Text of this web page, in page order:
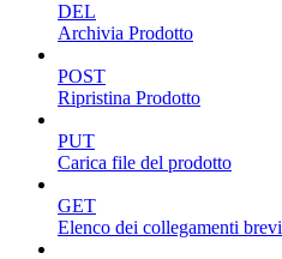
DEL
Archivia Prodotto
POST
Ripristina Prodotto
PUT
Carica file del prodotto
GET
Elenco dei collegamenti brevi